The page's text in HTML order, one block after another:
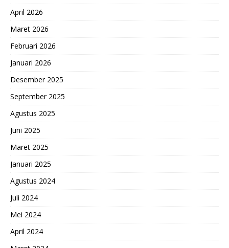
April 2026
Maret 2026
Februari 2026
Januari 2026
Desember 2025
September 2025
Agustus 2025
Juni 2025
Maret 2025
Januari 2025
Agustus 2024
Juli 2024
Mei 2024
April 2024